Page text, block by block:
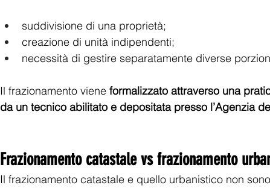
suddivisione di una proprietà;
creazione di unità indipendenti;
necessità di gestire separatamente diverse
Il frazionamento viene formalizzato attraverso una
da un tecnico abilitato e depositata presso l’Agenzia
Frazionamento catastale vs frazionamento
Il frazionamento catastale e quello urbanistico non